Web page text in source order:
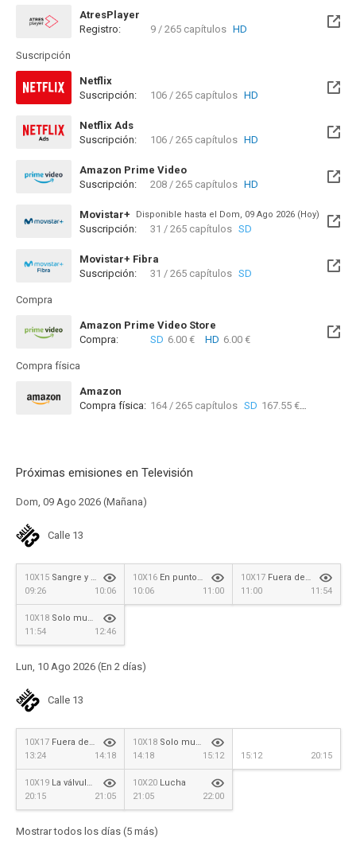
AtresPlayer
Registro:
9 / 265 capítulos HD
Suscripción
Netflix
Suscripción:
106 / 265 capítulos HD
Netflix Ads
Suscripción:
106 / 265 capítulos HD
Amazon Prime Video
Disponible hasta el Sab, 15 Ago 2026 (Quedan 7 días)
Suscripción: 208 / 265 capítulos HD
Movistar+ Disponible hasta el Dom, 09 Ago 2026 (Hoy)
Suscripción: 31 / 265 capítulos SD
Movistar+ Fibra
Disponible hasta el Sab, 08 Ago 2026 (Hoy)
Suscripción: 31 / 265 capítulos SD
Compra
Amazon Prime Video Store
Compra:
SD 6.00 € HD 6.00 €
Compra física
Amazon
Compra física: 164 / 265 capítulos SD 167.55 €
Próximas emisiones en Televisión
Dom, 09 Ago 2026 (Mañana)
Calle 13
10X15 Sangre y Honor
09:26
10:06
10X16 En punto muerto
10:06
11:00
10X17 Fuera de las profundidades
11:00
11:54
10X18 Solo mueres dos veces
11:54
12:46
Lun, 10 Ago 2026 (En 2 días)
Calle 13
10X17 Fuera de las profundidades
13:24
14:18
10X18 Solo mueres dos veces
14:18
15:12 15:12 20:15
10X19 La válvula de purga
20:15
21:05
10X20 Lucha
21:05
22:00
Mostrar todos los días (5 más)